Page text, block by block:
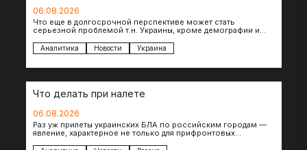
06.08.2026
Что еще в долгосрочной перспективе может стать
серьезной проблемой т.н. Украины, кроме демографии и
которых будет…
Аналитика Новости Украина
Что делать при налете
06.08.2026
Раз уж прилеты украинских БЛА по российским городам —
явление, характерное не только для прифронтовых